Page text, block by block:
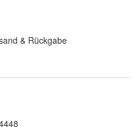
& Rückgabe